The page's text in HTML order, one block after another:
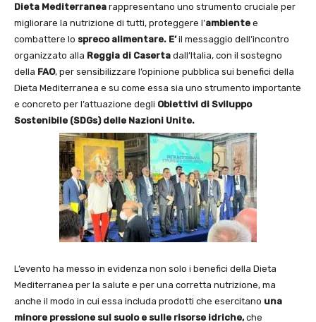
Dieta Mediterranea rappresentano uno strumento cruciale per
migliorare la nutrizione di tutti, proteggere l’ambiente e
combattere lo spreco alimentare. E’il messaggio dell’incontro
organizzato alla Reggia di Caserta dall’Italia, con il sostegno
della FAO, per sensibilizzare l’opinione pubblica sui benefici della
Dieta Mediterranea e su come essa sia uno strumento importante
e concreto per l’attuazione degli Obiettivi di Sviluppo
Sostenibile (SDGs) delle Nazioni Unite.
L’evento ha messo in evidenza non solo i benefici della Dieta
Mediterranea per la salute e per una corretta nutrizione, ma
anche il modo in cui essa includa prodotti che esercitano una
minore pressione sul suolo e sulle risorse idriche,che